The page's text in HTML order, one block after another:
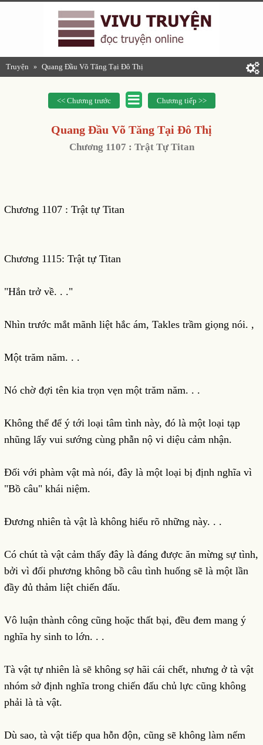
Truyện » Quang Đầu Võ Tăng Tại Đô Thị
<< Chương trước Chương tiếp >>
Quang Đầu Võ Tăng Tại Đô Thị
Chương 1107 : Trật Tự Titan
Chương 1107 : Trật tự Titan
Chương 1115: Trật tự Titan
"Hắn trở về. . ."
Nhìn trước mắt mãnh liệt hắc ám, Takles trầm giọng nói. ,
Một trăm năm. . .
Nó chờ đợi tên kia trọn vẹn một trăm năm. . .
Không thể để ý tới loại tâm tình này, đó là một loại tạp
nhũng lấy vui sướng cùng phẫn nộ vi diệu cảm nhận.
Đối với phàm vật mà nói, đây là một loại bị định nghĩa vì
"Bồ câu" khái niệm.
Đương nhiên tà vật là không hiểu rõ những này. . .
Có chút tà vật cảm thấy đây là đáng được ăn mừng sự tình,
bởi vì đối phương không bồ câu tình huống sẽ là một lần
đầy đủ thảm liệt chiến đấu.
Vô luận thành công cũng hoặc thất bại, đều đem mang ý
nghĩa hy sinh to lớn. . .
Tà vật tự nhiên là sẽ không sợ hãi cái chết, nhưng ở tà vật
nhóm sở định nghĩa trong chiến đấu chủ lực cũng không
phải là tà vật.
Dù sao, tà vật tiếp qua hỗn độn, cũng sẽ không làm nếm